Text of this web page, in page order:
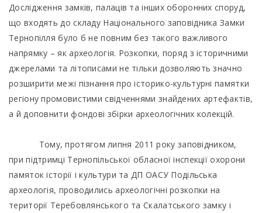
Дослідження замків, палаців та інших оборонних споруд,
що входять до складу Національного заповідника Замки
Тернопілля було б не повним без такого важливого
напрямку – як археологія. Розкопки, поряд з історичними
джерелами та літописами не тільки дозволяють значно
розширити межі пізнання про історико-культурні памятки
регіону промовистими свідченнями знайдених артефактів,
а й доповнити фондові збірки археологічних колекцій.
Тому, протягом липня 2011 року заповідником,
при підтримці Тернопільської обласної інспекції охорони
памяток історії і культури та ДП ОАСУ Подільська
археологія, проводились археологічні розкопки на
території Теребовлянського та Скалатського замку і